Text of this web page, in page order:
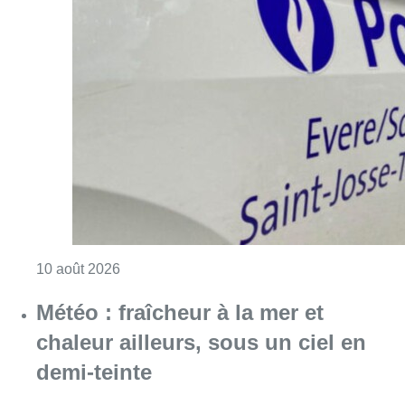
Consulter l'article "Explosion devant une
Météo : fraîcheur à la mer et